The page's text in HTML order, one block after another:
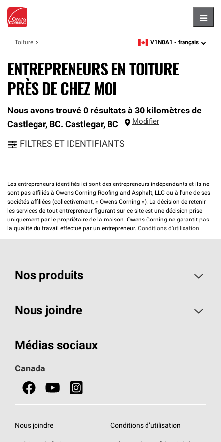
Toiture zipcode,language
V1N0A1 - français
ENTREPRENEURS EN TOITURE
PRÈS DE CHEZ MOI
Nous avons trouvé 0 résultats à 30 kilomètres de
Castlegar, BC. Castlegar, BC Modifier
FILTRES ET IDENTIFIANTS
Les entrepreneurs identifiés ici sont des entrepreneurs indépendants et ils ne
sont pas affiliés à Owens Corning Roofing and Asphalt, LLC ou à l'une de ses
sociétés affiliées (collectivement, « Owens Corning »). La décision de retenir
les services de tout entrepreneur figurant sur ce site est une décision prise
uniquement par le propriétaire de la maison. Owens Corning ne garantit pas
la qualité du travail effectué par un entrepreneur. Conditions d’utilisation
Nos produits
Toiture
Isolants pour usage résidentiel
Portes
Nous joindre
Composez le 1 800 438-7465
Médias sociaux
Canada
Nous joindre Conditions d’utilisation